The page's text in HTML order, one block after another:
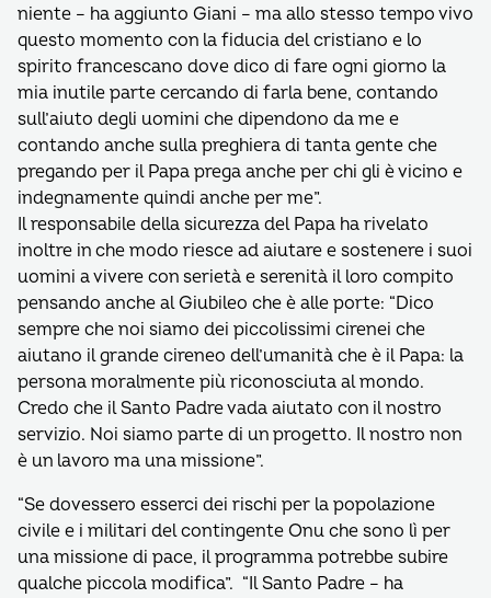
niente – ha aggiunto Giani – ma allo stesso tempo vivo
questo momento con la fiducia del cristiano e lo
spirito francescano dove dico di fare ogni giorno la
mia inutile parte cercando di farla bene, contando
sull’aiuto degli uomini che dipendono da me e
contando anche sulla preghiera di tanta gente che
pregando per il Papa prega anche per chi gli è vicino e
indegnamente quindi anche per me”.
Il responsabile della sicurezza del Papa ha rivelato
inoltre in che modo riesce ad aiutare e sostenere i suoi
uomini a vivere con serietà e serenità il loro compito
pensando anche al Giubileo che è alle porte: “Dico
sempre che noi siamo dei piccolissimi cirenei che
aiutano il grande cireneo dell’umanità che è il Papa: la
persona moralmente più riconosciuta al mondo.
Credo che il Santo Padre vada aiutato con il nostro
servizio. Noi siamo parte di un progetto. Il nostro non
è un lavoro ma una missione”.
“Se dovessero esserci dei rischi per la popolazione
civile e i militari del contingente Onu che sono lì per
una missione di pace, il programma potrebbe subire
qualche piccola modifica”. “Il Santo Padre – ha